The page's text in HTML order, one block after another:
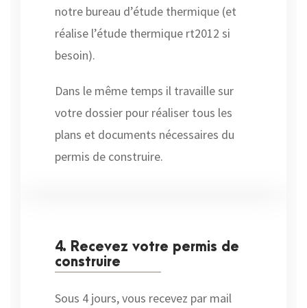
notre bureau d’étude thermique (et
réalise l’étude thermique rt2012 si
besoin).
Dans le même temps il travaille sur
votre dossier pour réaliser tous les
plans et documents nécessaires du
permis de construire.
4. Recevez votre permis de
construire
Sous 4 jours, vous recevez par mail